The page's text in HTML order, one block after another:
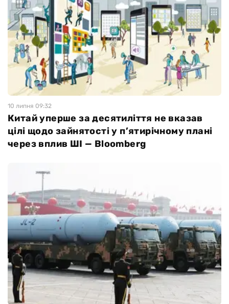
10 липня 09:32
Китай уперше за десятиліття не вказав
цілі щодо зайнятості у п’ятирічному плані
через вплив ШІ — Bloomberg